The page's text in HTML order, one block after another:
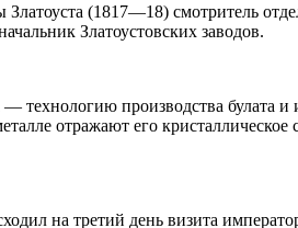
Златоуста (1817—18) смотритель
Златоустовских заводов.
технологию производства булата и
отражают его
на третий день визита